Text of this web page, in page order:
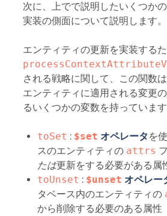
次に、上でで説明したいくつか
実装の側面について説明します。
エンティティの更新を実装する
される戦略に関して、この関数
エンティティに適用される変更
るいくつかの変数を持っていま
toSet : $set オペレータ を
スのエンティティの attrs
たは更新をする必要がある属
toUnset : $unset オペレー
タベース内のエンティティの
から削除する必要のある属性